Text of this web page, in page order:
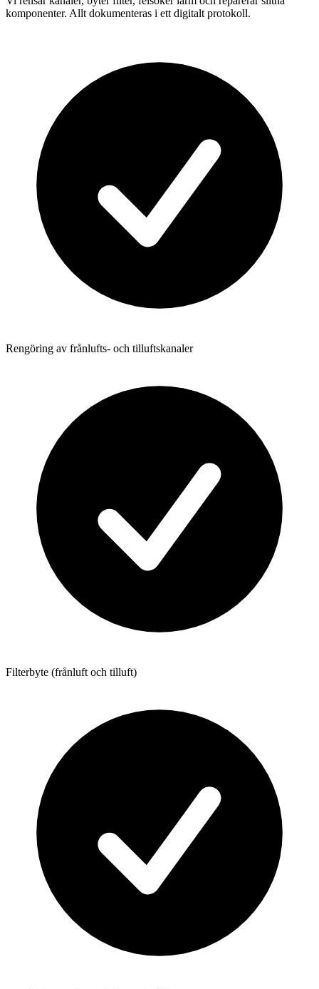
komponenter. Allt dokumenteras i ett digitalt protokoll.
Rengöring av frånlufts- och tilluftskanaler
Filterbyte (frånluft och tilluft)